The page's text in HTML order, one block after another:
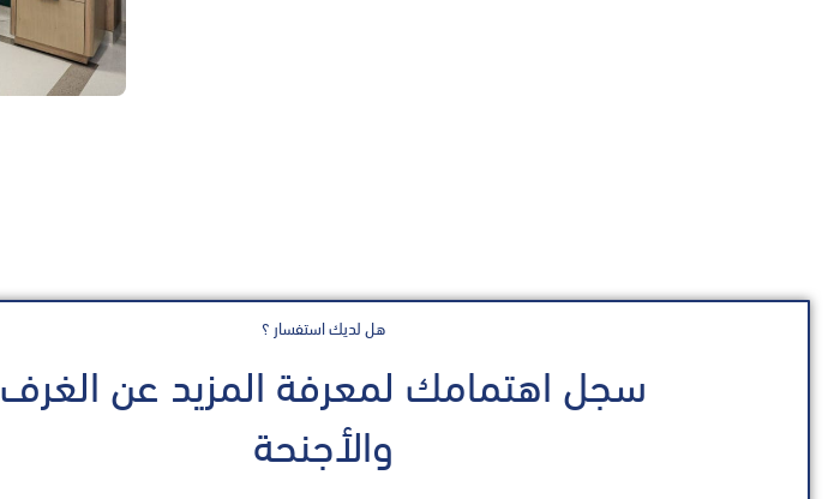
هل لديك استفسار ؟
سجل اهتمامك لمعرفة المزيد عن الغرف
والأجنحة